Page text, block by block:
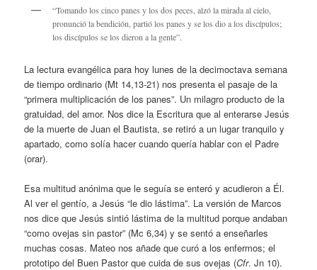
“Tomando los cinco panes y los dos peces, alzó la mirada al cielo,
pronunció la bendición, partió los panes y se los dio a los discípulos;
los discípulos se los dieron a la gente”.
La lectura evangélica para hoy lunes de la decimoctava semana
de tiempo ordinario (Mt 14,13-21) nos presenta el pasaje de la
“primera multiplicación de los panes”. Un milagro producto de la
gratuidad, del amor. Nos dice la Escritura que al enterarse Jesús
de la muerte de Juan el Bautista, se retiró a un lugar tranquilo y
apartado, como solía hacer cuando quería hablar con el Padre
(orar).
Esa multitud anónima que le seguía se enteró y acudieron a Él.
Al ver el gentío, a Jesús “le dio lástima”. La versión de Marcos
nos dice que Jesús sintió lástima de la multitud porque andaban
“como ovejas sin pastor” (Mc 6,34) y se sentó a enseñarles
muchas cosas. Mateo nos añade que curó a los enfermos; el
prototipo del Buen Pastor que cuida de sus ovejas (Cfr. Jn 10).